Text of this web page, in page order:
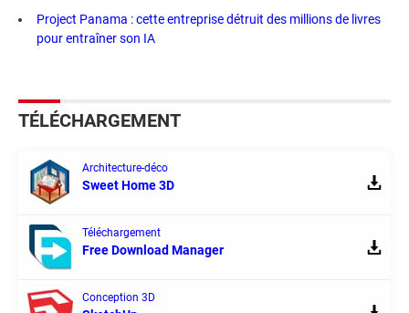
Project Panama : cette entreprise détruit des millions de livres
pour entraîner son IA
TÉLÉCHARGEMENT
Architecture-déco
Sweet Home 3D
Téléchargement
Free Download Manager
Conception 3D